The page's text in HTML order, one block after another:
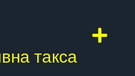
такса